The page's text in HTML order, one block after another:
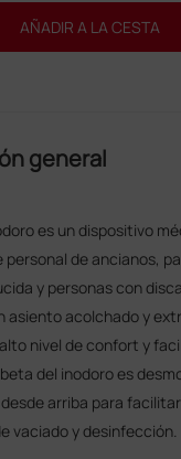
AÑADIR A LA CESTA
general
diseñado
personal de ancianos,
y personas con
asiento acolchado y
nivel de confort y
del inodoro es
arriba para
vaciado y desinfección.